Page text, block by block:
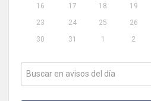
16
17 18 19
23
24 25 26
30
31 1 2